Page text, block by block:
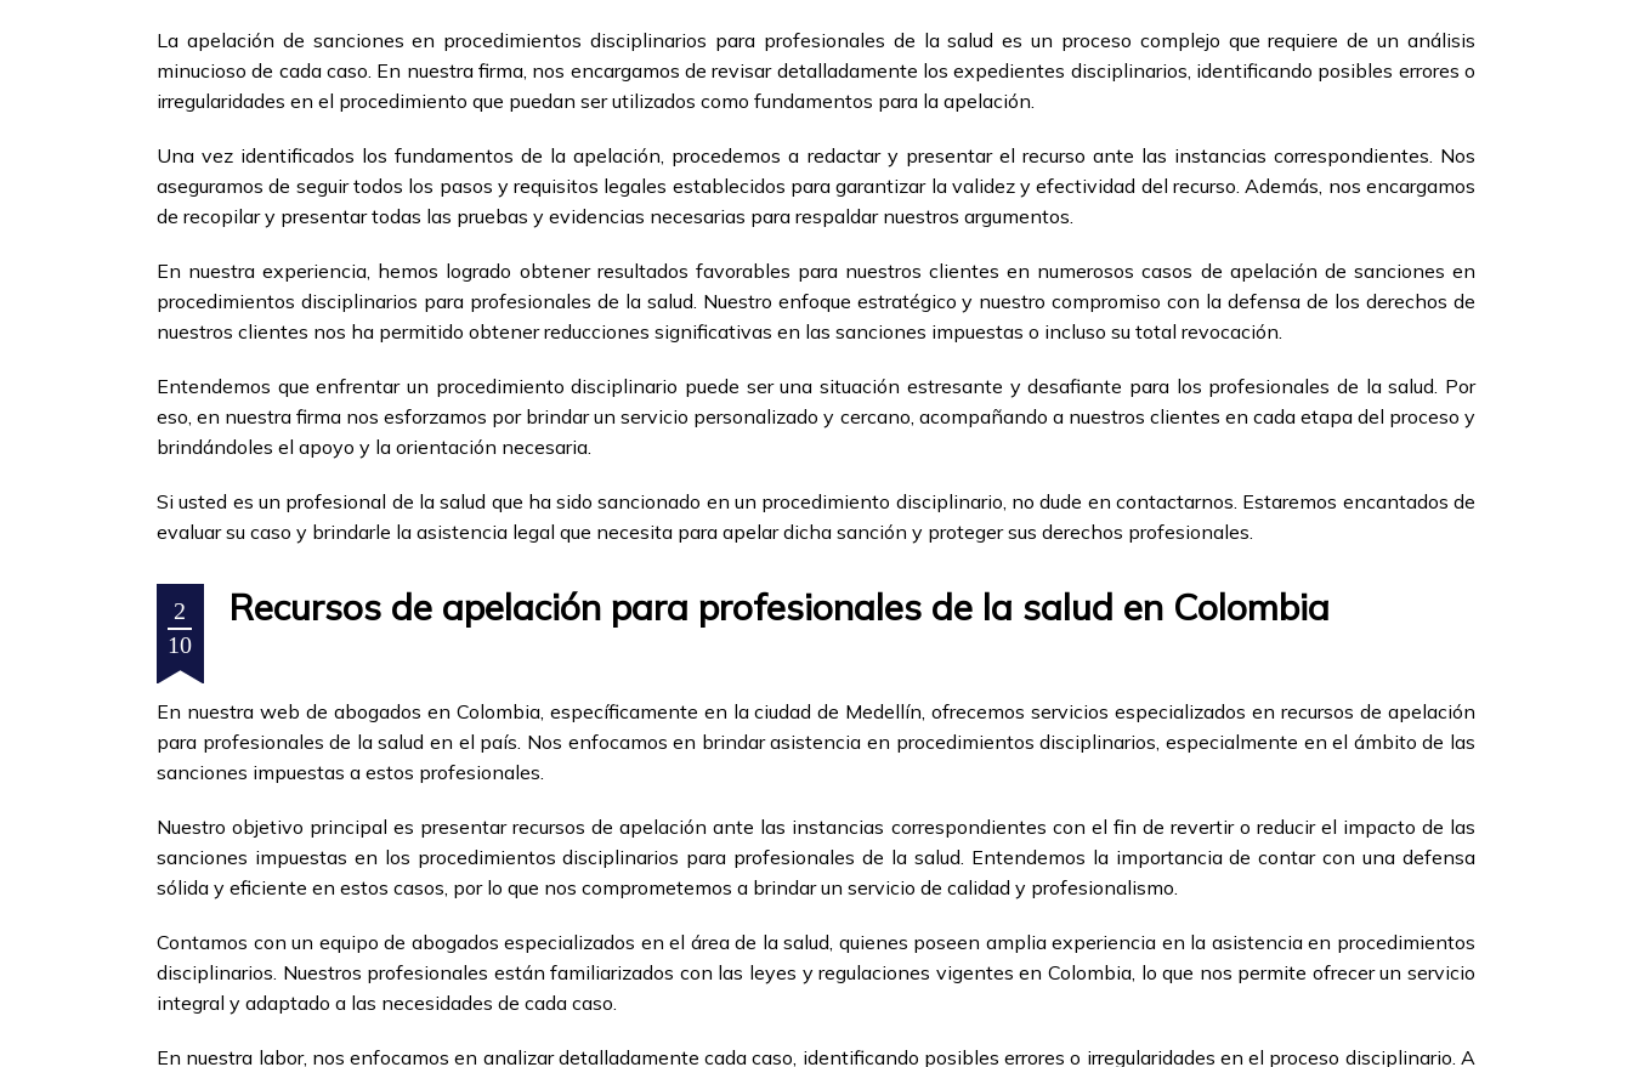
La apelación de sanciones en procedimientos disciplinarios para profesionales de la salud es un proceso complejo que requiere de un análisis
minucioso de cada caso. En nuestra firma, nos encargamos de revisar detalladamente los expedientes disciplinarios, identificando posibles errores o
irregularidades en el procedimiento que puedan ser utilizados como fundamentos para la apelación.
Una vez identificados los fundamentos de la apelación, procedemos a redactar y presentar el recurso ante las instancias correspondientes. Nos
aseguramos de seguir todos los pasos y requisitos legales establecidos para garantizar la validez y efectividad del recurso. Además, nos encargamos
de recopilar y presentar todas las pruebas y evidencias necesarias para respaldar nuestros argumentos.
En nuestra experiencia, hemos logrado obtener resultados favorables para nuestros clientes en numerosos casos de apelación de sanciones en
procedimientos disciplinarios para profesionales de la salud. Nuestro enfoque estratégico y nuestro compromiso con la defensa de los derechos de
nuestros clientes nos ha permitido obtener reducciones significativas en las sanciones impuestas o incluso su total revocación.
Entendemos que enfrentar un procedimiento disciplinario puede ser una situación estresante y desafiante para los profesionales de la salud. Por
eso, en nuestra firma nos esforzamos por brindar un servicio personalizado y cercano, acompañando a nuestros clientes en cada etapa del proceso y
brindándoles el apoyo y la orientación necesaria.
Si usted es un profesional de la salud que ha sido sancionado en un procedimiento disciplinario, no dude en contactarnos. Estaremos encantados de
evaluar su caso y brindarle la asistencia legal que necesita para apelar dicha sanción y proteger sus derechos profesionales.
2
10
Recursos de apelación para profesionales de la salud en Colombia
En nuestra web de abogados en Colombia, específicamente en la ciudad de Medellín, ofrecemos servicios especializados en recursos de apelación
para profesionales de la salud en el país. Nos enfocamos en brindar asistencia en procedimientos disciplinarios, especialmente en el ámbito de las
sanciones impuestas a estos profesionales.
Nuestro objetivo principal es presentar recursos de apelación ante las instancias correspondientes con el fin de revertir o reducir el impacto de las
sanciones impuestas en los procedimientos disciplinarios para profesionales de la salud. Entendemos la importancia de contar con una defensa
sólida y eficiente en estos casos, por lo que nos comprometemos a brindar un servicio de calidad y profesionalismo.
Contamos con un equipo de abogados especializados en el área de la salud, quienes poseen amplia experiencia en la asistencia en procedimientos
disciplinarios. Nuestros profesionales están familiarizados con las leyes y regulaciones vigentes en Colombia, lo que nos permite ofrecer un servicio
integral y adaptado a las necesidades de cada caso.
En nuestra labor, nos enfocamos en analizar detalladamente cada caso, identificando posibles errores o irregularidades en el proceso disciplinario. A